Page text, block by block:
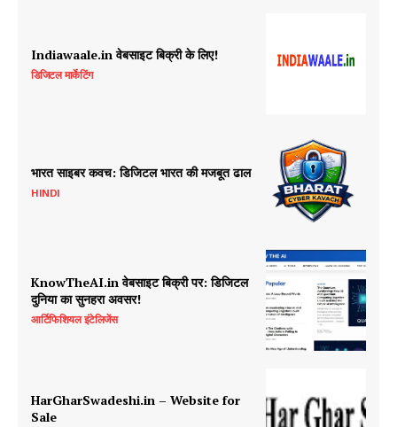
Indiawaale.in वेबसाइट बिक्री के लिए!
डिजिटल मार्केटिंग
भारत साइबर कवच: डिजिटल भारत की मजबूत ढाल
HINDI
KnowTheAI.in वेबसाइट बिक्री पर: डिजिटल
दुनिया का सुनहरा अवसर!
आर्टिफिशियल इंटेलिजेंस
HarGharSwadeshi.in – Website for
Sale